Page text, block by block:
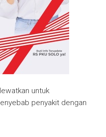
untuk
penyakit dengan